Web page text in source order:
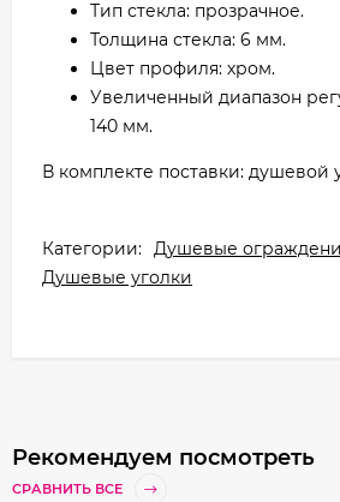
Тип стекла: прозрачное.
Толщина стекла: 6 мм.
Цвет профиля: хром.
Увеличенный диапазон
140 мм.
В комплекте поставки: душевой
Категории: Душевые
Душевые уголки
Рекомендуем посмотреть
СРАВНИТЬ ВСЕ